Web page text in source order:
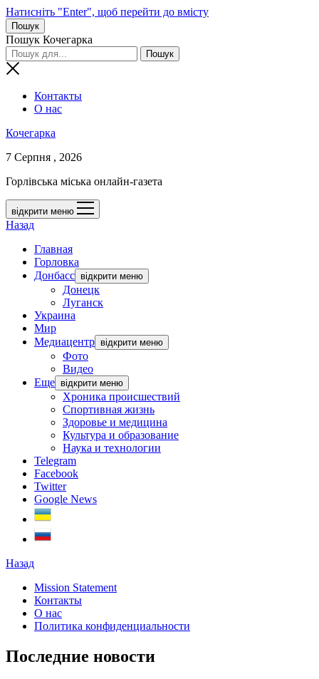
Натисніть "Enter", щоб перейти до вмісту
Пошук
Пошук Кочегарка
Контакты
О нас
Кочегарка
7 Серпня , 2026
Горлівська міська онлайн-газета
відкрити меню
Назад
Главная
Горловка
Донбасс відкрити меню
Донецк
Луганск
Украина
Мир
Медиацентр відкрити меню
Фото
Видео
Еще відкрити меню
Хроника происшествий
Спортивная жизнь
Здоровье и медицина
Культура и образование
Наука и технологии
Telegram
Facebook
Twitter
Google News
Назад
Mission Statement
Контакты
О нас
Политика конфиденциальности
Последние новости